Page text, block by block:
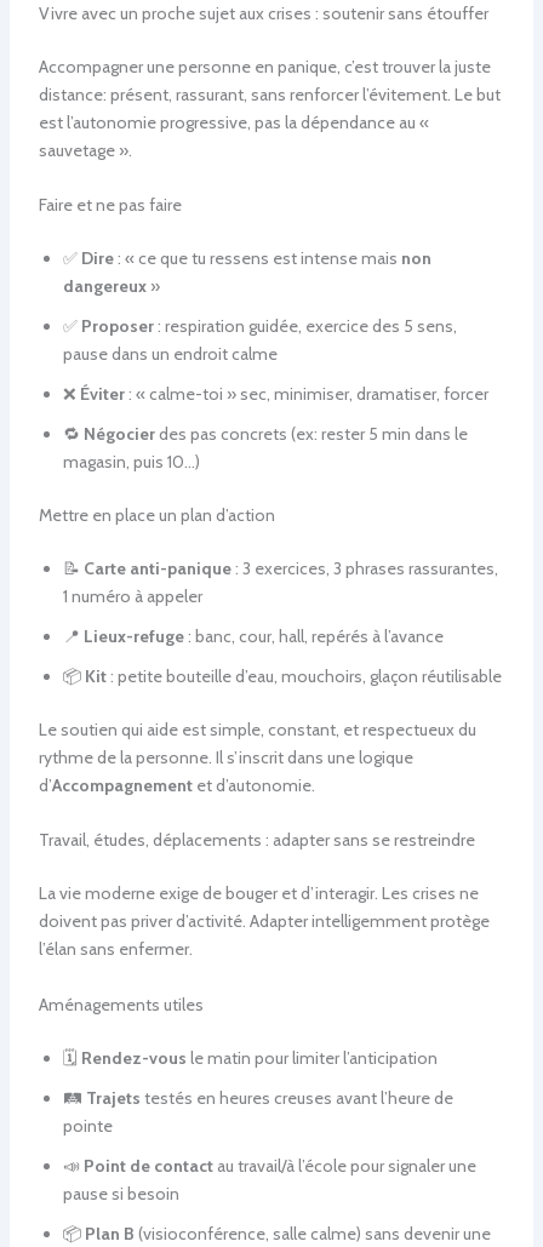
Vivre avec un proche sujet aux crises : soutenir sans étouffer
Accompagner une personne en panique, c’est trouver la juste
distance: présent, rassurant, sans renforcer l’évitement. Le but
est l’autonomie progressive, pas la dépendance au «
sauvetage ».
Faire et ne pas faire
✅ Dire: « ce que tu ressens est intense mais non
dangereux»
✅ Proposer: respiration guidée, exercice des 5 sens,
pause dans un endroit calme
❌ Éviter: « calme-toi » sec, minimiser, dramatiser, forcer
🔁 Négocierdes pas concrets (ex: rester 5 min dans le
magasin, puis 10…)
Mettre en place un plan d’action
📝 Carte anti-panique: 3 exercices, 3 phrases rassurantes,
1 numéro à appeler
📍 Lieux-refuge: banc, cour, hall, repérés à l’avance
📦 Kit: petite bouteille d’eau, mouchoirs, glaçon réutilisable
Le soutien qui aide est simple, constant, et respectueux du
rythme de la personne. Il s’inscrit dans une logique
d’Accompagnementet d’autonomie.
Travail, études, déplacements : adapter sans se restreindre
La vie moderne exige de bouger et d’interagir. Les crises ne
doivent pas priver d’activité. Adapter intelligemment protège
l’élan sans enfermer.
Aménagements utiles
🗓️ Rendez-vous le matin pour limiter l’anticipation
🛤️ Trajets testés en heures creuses avant l’heure de
pointe
📣 Point de contactau travail/à l’école pour signaler une
pause si besoin
📦 Plan B (visioconférence, salle calme) sans devenir une